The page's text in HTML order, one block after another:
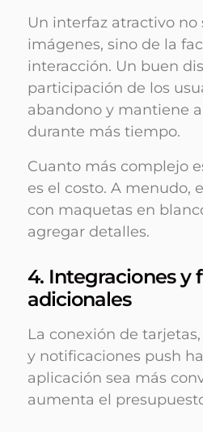
Un interfaz atractivo no
imágenes, sino de la
interacción. Un buen
participación de los
abandono y mantiene
durante más tiempo.
Cuanto más complejo
es el costo. A menudo,
con maquetas en
agregar detalles.
4. Integraciones y
adicionales
La conexión de
y notificaciones push
aplicación sea más
aumenta el